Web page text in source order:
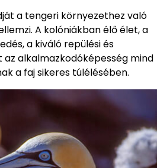
a tengeri környezethez való
A kolóniákban élő élet, a
a kiváló repülési és
az alkalmazkodóképesség mind
a faj sikeres túlélésében.